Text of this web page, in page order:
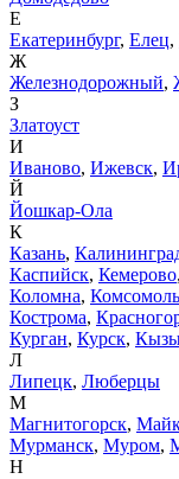
Е
Екатеринбург, Елец,
Ж
Железнодорожный,
З
Златоуст
И
Иваново, Ижевск,
Й
Йошкар-Ола
К
Казань,
Каспийск, Кемерово,
Коломна,
Кострома,
Курган, Курск,
Л
Липецк, Люберцы
М
Магнитогорск,
Мурманск, Муром,
Н